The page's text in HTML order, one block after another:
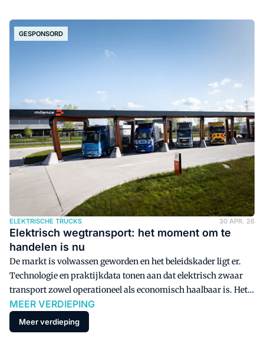
logistiek en supply chain managers betekent dit één ding:
herdenken waar en hoe je opereert.
GESPONSORD
ELEKTRISCHE TRUCKS 30 APR. 26
Elektrisch wegtransport: het moment om te
handelen is nu
De markt is volwassen geworden en het beleidskader ligt er.
Technologie en praktijkdata tonen aan dat elektrisch zwaar
transport zowel operationeel als economisch haalbaar is. Het
wordt steeds meer een verstandige financiële keuze.
MEER VERDIEPING
Meer verdieping